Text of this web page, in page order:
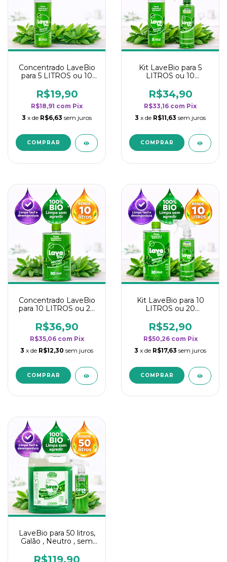
Concentrado LaveBio
para 5 LITROS ou 10
rendimento da
categoria - Neutro
R$19,90
R$18,91 com Pix
3 x de R$6,63 sem juros
Kit LaveBio para 5
LITROS ou 10
rendimento da
categoria - Neutro
R$34,90
R$33,16 com Pix
3 x de R$11,63 sem juros
Concentrado LaveBio
para 10 LITROS ou 20
rendimento da
categoria - Neutro
R$36,90
R$35,06 com Pix
3 x de R$12,30 sem juros
Kit LaveBio para 10
LITROS ou 20
rendimento da
categoria - Neutro
R$52,90
R$50,26 com Pix
3 x de R$17,63 sem juros
LaveBio para 50 litros,
Galão , Neutro , sem